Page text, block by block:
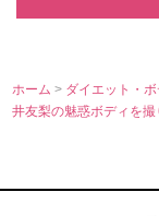
ホーム > ダイエット・
井友梨の魅惑ボディを